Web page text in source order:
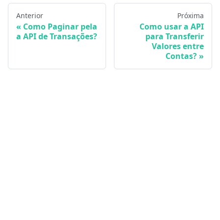
Anterior
Como Paginar pela
a API de Transações?
Próxima
Como usar a API
para Transferir
Valores entre
Contas?